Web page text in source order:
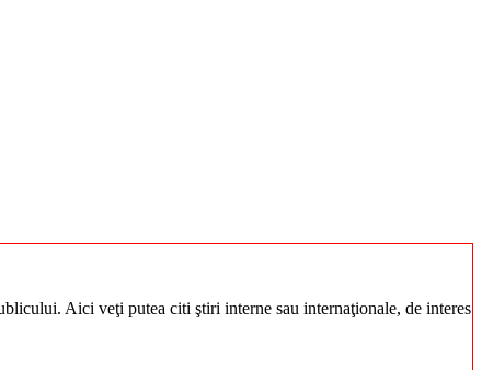
Aici veţi putea citi ştiri interne sau internaţionale, de interes